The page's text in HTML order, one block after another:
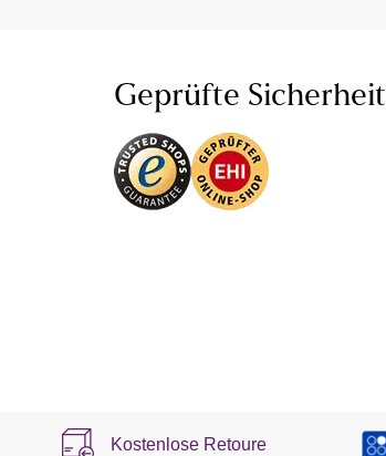
Geprüfte Sicherheit
Kostenlose Retoure